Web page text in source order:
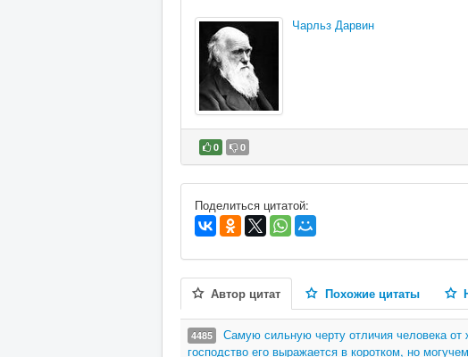
Чарльз Дарвин
0 0
В избранное
Поделиться цитатой:
Автор цитат Похожие цитаты
4485
Самую сильную черту отличия человека от
господство его выражается в коротком, но